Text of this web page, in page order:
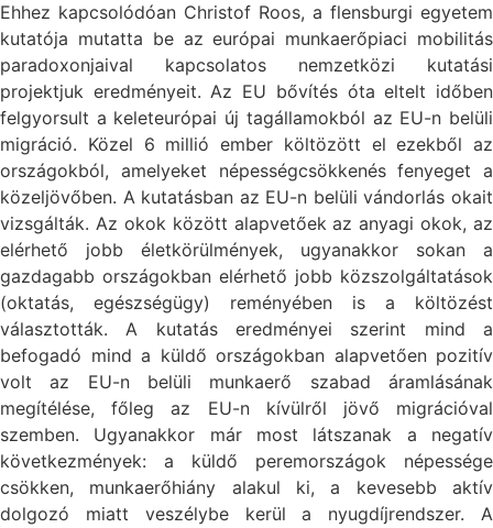
Ehhez kapcsolódóan Christof Roos, a flensburgi egyetem
kutatója mutatta be az európai munkaerőpiaci mobilitás
paradoxonjaival kapcsolatos nemzetközi kutatási
projektjuk eredményeit. Az EU bővítés óta eltelt időben
felgyorsult a keleteurópai új tagállamokból az EU-n belüli
migráció. Közel 6 millió ember költözött el ezekből az
országokból, amelyeket népességcsökkenés fenyeget a
közeljövőben. A kutatásban az EU-n belüli vándorlás okait
vizsgálták. Az okok között alapvetőek az anyagi okok, az
elérhető jobb életkörülmények, ugyanakkor sokan a
gazdagabb országokban elérhető jobb közszolgáltatások
(oktatás, egészségügy) reményében is a költözést
választották. A kutatás eredményei szerint mind a
befogadó mind a küldő országokban alapvetően pozitív
volt az EU-n belüli munkaerő szabad áramlásának
megítélése, főleg az EU-n kívülről jövő migrációval
szemben. Ugyanakkor már most látszanak a negatív
következmények: a küldő peremországok népessége
csökken, munkaerőhiány alakul ki, a kevesebb aktív
dolgozó miatt veszélybe kerül a nyugdíjrendszer. A